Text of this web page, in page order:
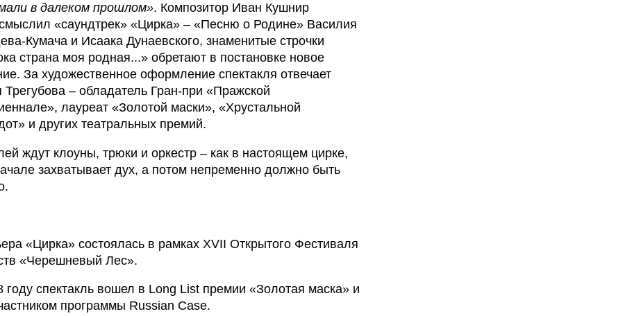
в далеком прошлом». Композитор Иван Кушнир
«саундтрек» «Цирка» – «Песню о Родине» Василия
Кумача и Исаака Дунаевского, знаменитые строчки
страна моя родная...» обретают в постановке новое
За художественное оформление спектакля отвечает
– обладатель Гран-при «Пражской
лауреат «Золотой маски», «Хрустальной
и других театральных премий.
ждут клоуны, трюки и оркестр – как в настоящем цирке,
захватывает дух, а потом непременно должно быть
«Цирка» состоялась в рамках XVII Открытого Фестиваля
«Черешневый Лес».
году спектакль вошел в Long List премии «Золотая маска» и
программы Russian Case.